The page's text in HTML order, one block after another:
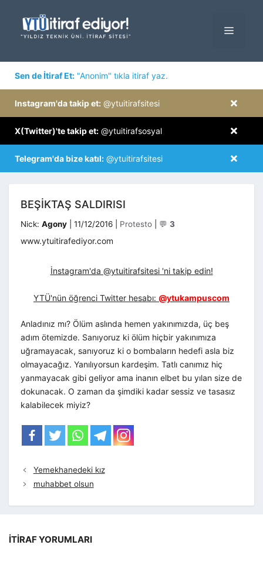
MENÜ
Sen de İtiraf Et: "Anonim" tıkla itiraf yaz.
×
Instagram'da takip et: @ytuitirafsitesi
×
X(Twitter)'te takip et: @ytuitirafsosyal
×
Telegram'da bize katıl: @ytuitirafsitesi
BEŞIKTAŞ SALDIRISI
Nick: Agony 11/12/2016 Kategoriler
Protesto 💬 3
www.ytuitirafediyor.com
İnstagram'da @ytuitirafsitesi 'ni takip edin!
YTÜ'nün öğrenci Twitter hesabı: @ytukampuscom
Anladınız mı? Ölüm aslında hemen yakınımızda, üç beş
adım ötemizde. Sanıyoruz ki ölüm hiçbir yakınımıza
uğramayacak, sanıyoruz ki o bombaların hedefi asla biz
olmayacağız. Yanılıyorsun kardeşim. Tatlı canımız hiç
yanmayacak gibi geliyor ama inanın elbet bu yılan size de
dokunacak. O zaman da şimdiki kadar sessiz ve tasasız
kalabilecek miyiz?
Yemekhanedeki kız
muhabbet olsun
İTIRAF YORUMLARI